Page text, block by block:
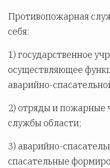
Противопожарная
себя:
1) государственное
осуществляющее
аварийно-
2) отряды и пожарные
службы области;
3) аварийно-
спасательные